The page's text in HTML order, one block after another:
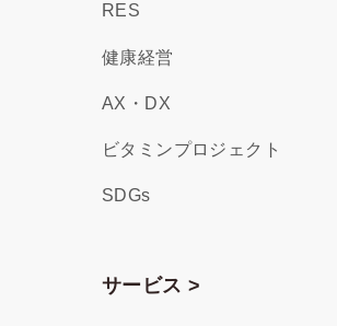
RES
健康経営
AX・DX
ビタミンプロジェクト
SDGs
サービス >